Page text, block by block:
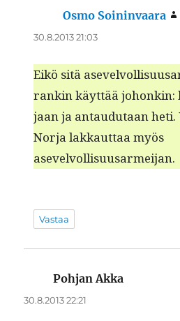
Osmo Soininvaara
30.8.2013 21:03
Eikö sitä
rankin käyt­tää
jaan ja antaudu­taan
Nor­ja lakkaut­taa myös
asevelvollisuusarmeijan.
Vastaa
Pohjan Akka
30.8.2013 22:21